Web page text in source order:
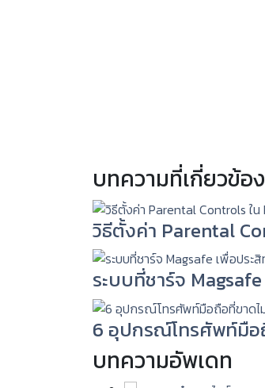
บทความที่เกี่ยวข้อง
วิธีตั้งค่า Parental
ระบบที่ชาร์จ
6 อุปกรณ์โทรศัพท์มือ
บทความอัพเดท